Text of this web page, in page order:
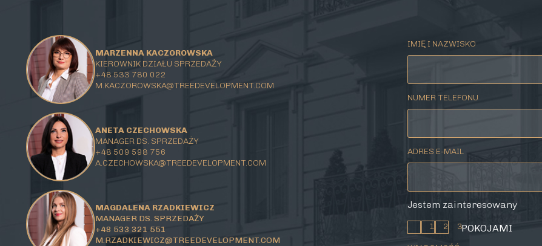
MARZENNA KACZOROWSKA
KIEROWNIK DZIAŁU SPRZEDAŻY
+48 533 780 022
M.KACZOROWSKA@TREEDEVELOPMENT.COM
ANETA CZECHOWSKA
MANAGER DS. SPRZEDAŻY
+48 509 598 756
A.CZECHOWSKA@TREEDEVELOPMENT.COM
MAGDALENA RZADKIEWICZ
MANAGER DS. SPRZEDAŻY
+48 533 321 551
M.RZADKIEWICZ@TREEDEVELOPMENT.COM
IMIĘ I NAZWISKO
NUMER TELEFONU
ADRES E-MAIL
Jestem zainteresowany
1 2 3POKOJAMI